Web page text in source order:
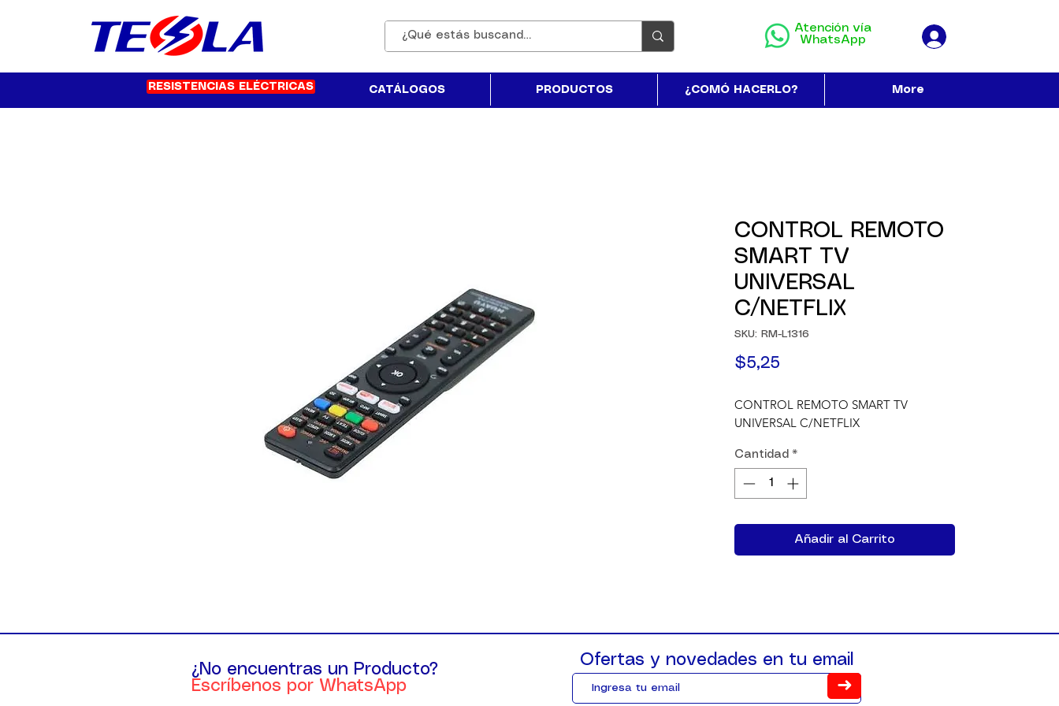
Atención vía
WhatsApp
RESISTENCIAS ELÉCTRICAS CATÁLOGOS PRODUCTOS ¿COMÓ HACERLO? More
CONTROL REMOTO
SMART TV
UNIVERSAL
C/NETFLIX
SKU: RM-L1316
$5,25
CONTROL REMOTO SMART TV
UNIVERSAL C/NETFLIX
Cantidad *
Añadir al Carrito
¿No encuentras un Producto?
Escríbenos por WhatsApp
Ofertas y novedades en tu email
➜